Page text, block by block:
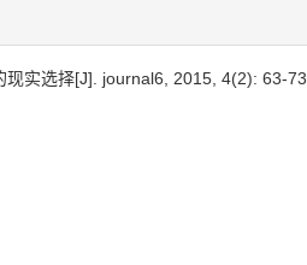
实选择[J]. journal6, 2015, 4(2): 63-73.